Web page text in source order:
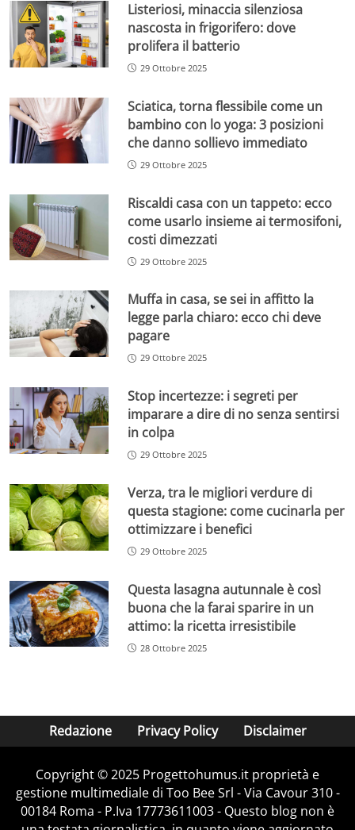
Listeriosi, minaccia silenziosa
nascosta in frigorifero: dove
prolifera il batterio
29 Ottobre 2025
Sciatica, torna flessibile come un
bambino con lo yoga: 3 posizioni
che danno sollievo immediato
29 Ottobre 2025
Riscaldi casa con un tappeto: ecco
come usarlo insieme ai termosifoni,
costi dimezzati
29 Ottobre 2025
Muffa in casa, se sei in affitto la
legge parla chiaro: ecco chi deve
pagare
29 Ottobre 2025
Stop incertezze: i segreti per
imparare a dire di no senza sentirsi
in colpa
29 Ottobre 2025
Verza, tra le migliori verdure di
questa stagione: come cucinarla per
ottimizzare i benefici
29 Ottobre 2025
Questa lasagna autunnale è così
buona che la farai sparire in un
attimo: la ricetta irresistibile
28 Ottobre 2025
Redazione Privacy Policy Disclaimer
Copyright © 2025 Progettohumus.it proprietà e
gestione multimediale di Too Bee Srl - Via Cavour 310 -
00184 Roma - P.Iva 17773611003 - Questo blog non è